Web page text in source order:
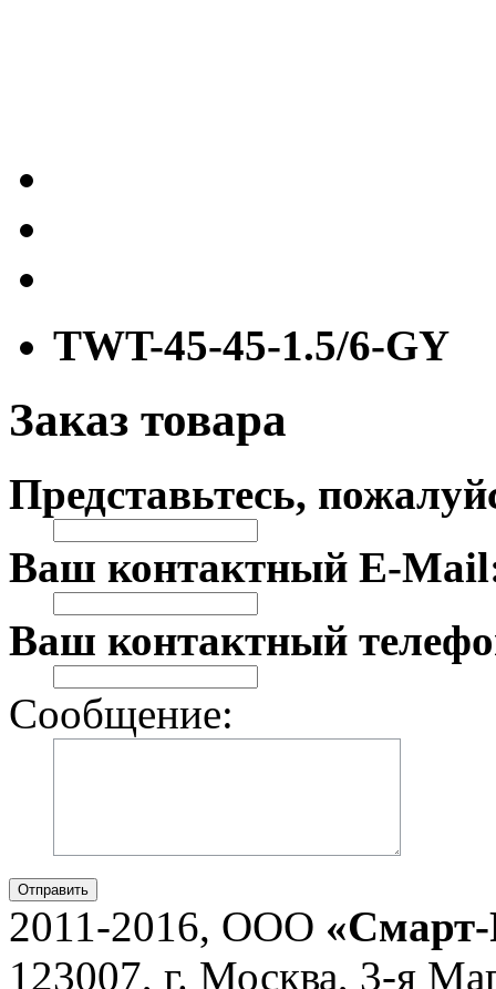
TWT-45-45-1.5/6-GY
Заказ товара
Представьтесь,
Ваш контактный E-
Ваш контактный
Сообщение:
Отправить
2011-2016, ООО
123007, г. Москва, 3-я